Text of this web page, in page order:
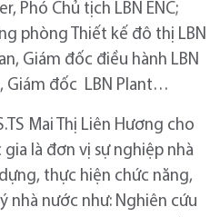
Phó Chủ tịch LBN ENC;
phòng Thiết kế đô thị LBN
Giám đốc điều hành LBN
Giám đốc LBN Plant…
Mai Thị Liên Hương cho
là đơn vị sự nghiệp nhà
thực hiện chức năng,
nhà nước như: Nghiên cứu